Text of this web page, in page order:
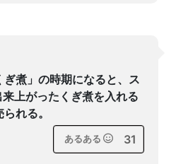
煮」の時期になると、ス
上がったくぎ煮を入れる
れる。
あるある 31